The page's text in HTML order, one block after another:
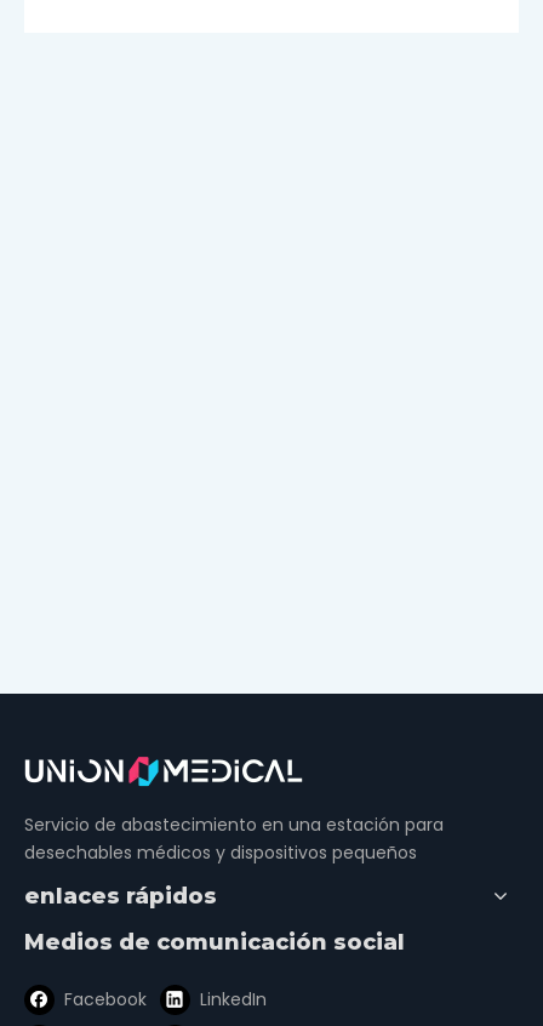
Servicio de abastecimiento en una estación para
desechables médicos y dispositivos pequeños
enlaces rápidos
Medios de comunicación social
Facebook
LinkedIn